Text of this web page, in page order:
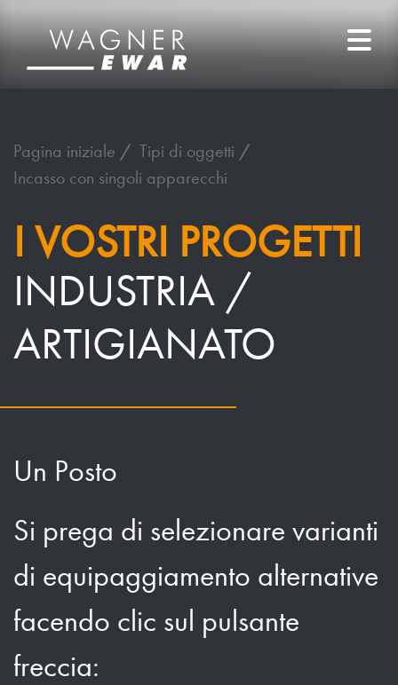
Pagina iniziale
Tipi di oggetti
Incasso con singoli apparecchi
I VOSTRI PROGETTI
INDUSTRIA /
ARTIGIANATO
Un Posto
Si prega di selezionare varianti
di equipaggiamento alternative
facendo clic sul pulsante
freccia: